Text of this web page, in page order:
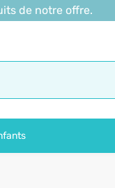
de notre offre.